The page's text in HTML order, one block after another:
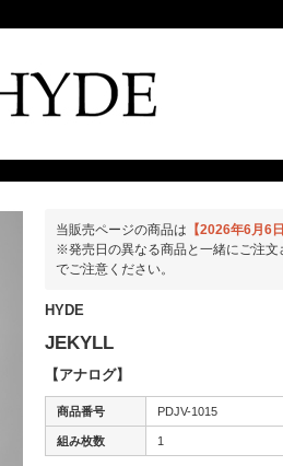
当販売ページの商品は 【2026年6月6日
※発売日の異なる商品と一緒にご注
でご注意ください。
HYDE
JEKYLL
【アナログ】
商品番号 PDJV-1015
組み枚数 1